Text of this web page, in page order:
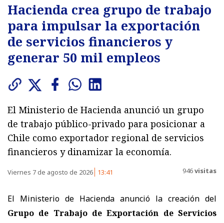
Hacienda crea grupo de trabajo
para impulsar la exportación
de servicios financieros y
generar 50 mil empleos
El Ministerio de Hacienda anunció un grupo
de trabajo público-privado para posicionar a
Chile como exportador regional de servicios
financieros y dinamizar la economía.
Viernes 7 de agosto de 2026 13:41 946visitas
El Ministerio de Hacienda anunció la creación del
Grupo de Trabajo de Exportación de Servicios